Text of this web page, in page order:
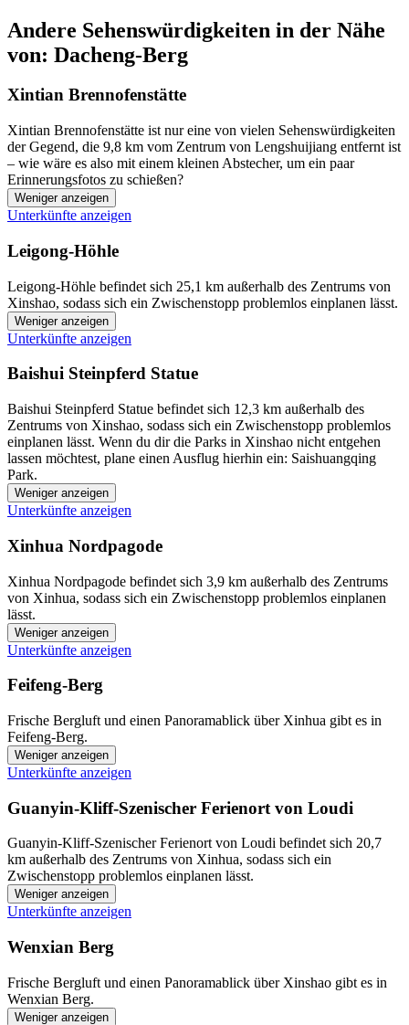
Andere Sehenswürdigkeiten in der Nähe
von: Dacheng-Berg
Xintian Brennofenstätte
Xintian Brennofenstätte ist nur eine von vielen Sehenswürdigkeiten
der Gegend, die 9,8 km vom Zentrum von Lengshuijiang entfernt ist
– wie wäre es also mit einem kleinen Abstecher, um ein paar
Erinnerungsfotos zu schießen?
Weniger anzeigen
Unterkünfte anzeigen
Leigong-Höhle
Leigong-Höhle befindet sich 25,1 km außerhalb des Zentrums von
Xinshao, sodass sich ein Zwischenstopp problemlos einplanen lässt.
Weniger anzeigen
Unterkünfte anzeigen
Baishui Steinpferd Statue
Baishui Steinpferd Statue befindet sich 12,3 km außerhalb des
Zentrums von Xinshao, sodass sich ein Zwischenstopp problemlos
einplanen lässt. Wenn du dir die Parks in Xinshao nicht entgehen
lassen möchtest, plane einen Ausflug hierhin ein: Saishuangqing
Park.
Weniger anzeigen
Unterkünfte anzeigen
Xinhua Nordpagode
Xinhua Nordpagode befindet sich 3,9 km außerhalb des Zentrums
von Xinhua, sodass sich ein Zwischenstopp problemlos einplanen
lässt.
Weniger anzeigen
Unterkünfte anzeigen
Feifeng-Berg
Frische Bergluft und einen Panoramablick über Xinhua gibt es in
Feifeng-Berg.
Weniger anzeigen
Unterkünfte anzeigen
Guanyin-Kliff-Szenischer Ferienort von Loudi
Guanyin-Kliff-Szenischer Ferienort von Loudi befindet sich 20,7
km außerhalb des Zentrums von Xinhua, sodass sich ein
Zwischenstopp problemlos einplanen lässt.
Weniger anzeigen
Unterkünfte anzeigen
Wenxian Berg
Frische Bergluft und einen Panoramablick über Xinshao gibt es in
Wenxian Berg.
Weniger anzeigen